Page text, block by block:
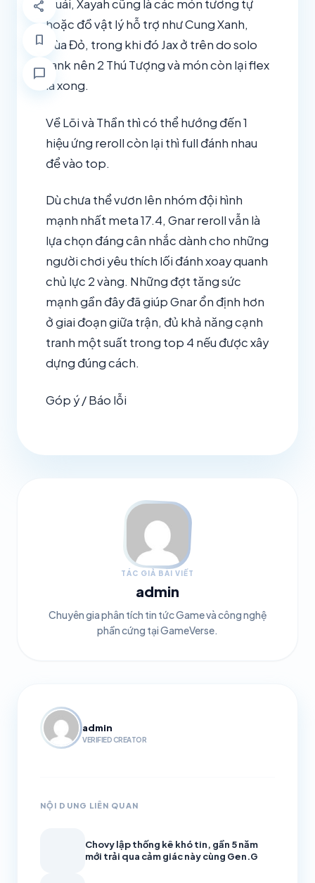
share
bookmark
chat_bubble
Quái, Xayah cũng là các món tương tự
hoặc đồ vật lý hỗ trợ như Cung Xanh,
Bùa Đỏ, trong khi đó Jax ở trên do solo
tank nên 2 Thú Tượng và món còn lại flex
là xong.
Về Lõi và Thần thì có thể hướng đến 1
hiệu ứng reroll còn lại thì full đánh nhau
để vào top.
Dù chưa thể vươn lên nhóm đội hình
mạnh nhất meta 17.4, Gnar reroll vẫn là
lựa chọn đáng cân nhắc dành cho những
người chơi yêu thích lối đánh xoay quanh
chủ lực 2 vàng. Những đợt tăng sức
mạnh gần đây đã giúp Gnar ổn định hơn
ở giai đoạn giữa trận, đủ khả năng cạnh
tranh một suất trong top 4 nếu được xây
dựng đúng cách.
Góp ý / Báo lỗi
TÁC GIẢ BÀI VIẾT
admin
Chuyên gia phân tích tin tức Game và công nghệ
phần cứng tại GameVerse.
admin
VERIFIED CREATOR
NỘI DUNG LIÊN QUAN
Chovy lập thống kê khó tin, gần 5 năm
mới trải qua cảm giác này cùng Gen.G